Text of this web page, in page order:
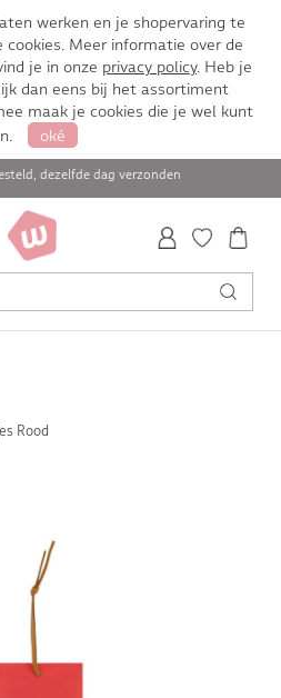
werken en je shopervaring te
cookies. Meer informatie over de
je in onze privacy policy. Heb je
dan eens bij het assortiment
maak je cookies die je wel kunt
oké
dezelfde dag verzonden
Rood